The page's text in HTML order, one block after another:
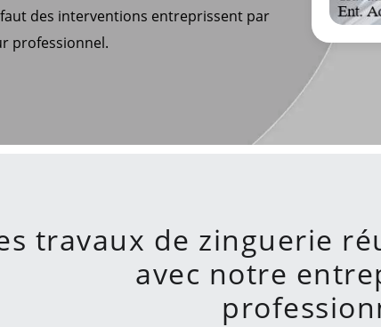
faut des interventions entreprissent par
professionnel.
travaux de zinguerie
avec notre